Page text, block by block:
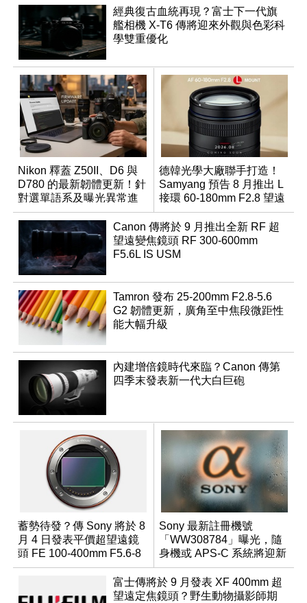
經典復古血統再現？富士下一代旗
艦相機 X-T6 傳將迎來外觀與色彩科
學雙重優化
Nikon 釋蓋 Z50II、D6 與
D780 的最新韌體更新！針
對選單語系及曝光異常進
行修復
德韓光學大廠聯手打造！
Samyang 預告 8 月推出 L
接環 60-180mm F2.8 望遠
變焦鏡
Canon 傳將於 9 月推出全新 RF 超
望遠變焦鏡頭 RF 300-600mm
F5.6L IS USM
Tamron 發布 25-200mm F2.8-5.6
G2 韌體更新，廣角至中焦段微距性
能大幅升級
內建增倍鏡時代來臨？Canon 傳第
四季末發表新一代大白巨砲
蓄勢待發？傳 Sony 將於 8
月 4 日發表平價超望遠鏡
頭 FE 100-400mm F5.6-8
Sony 最新註冊機號
「WW308784」曝光，隨
身機或 APS-C 系統將迎新
成員？
富士傳將於 9 月發表 XF 400mm 超
望遠定焦鏡頭？野生動物攝影師期